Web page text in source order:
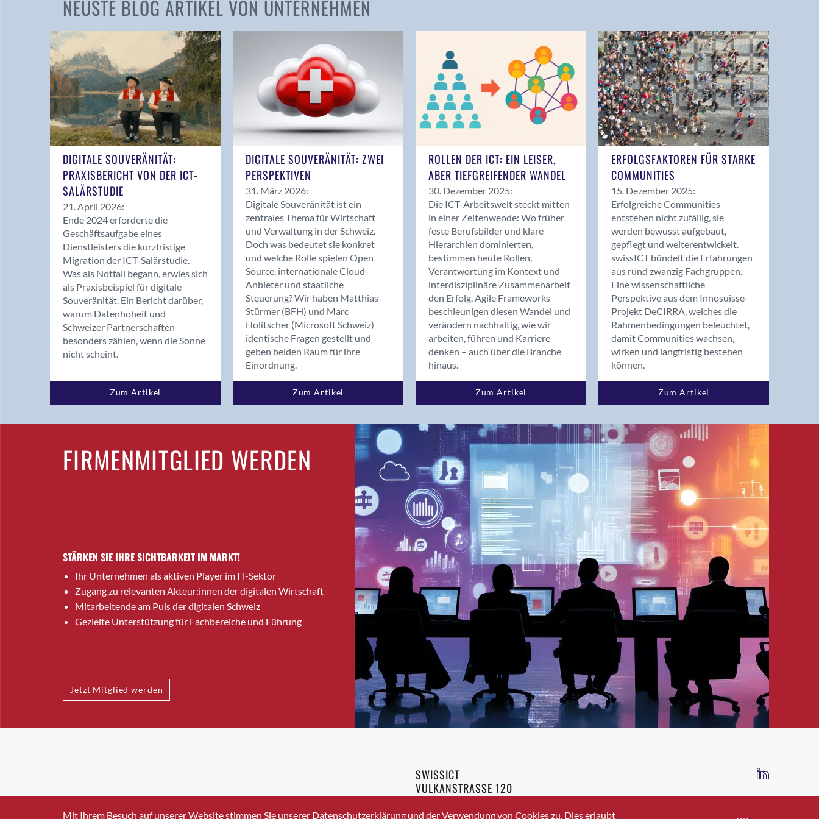
Andelfingen
Balsthal
Balzers
Bassersdorf
Benken (SG)
Bergdietikon
Bern - Liebefeld
Birsfelden
Bolligen
Bonaduz
Bonstetten
Bottighofen
Bremgarten bei Bern
Brig-Glis
Bronschhofen
Brugg
Brugg AG
Burgdorf
Bäretswil
Bülach
Cazis
Crissier
Davos Platz
NEUSTE BLOG ARTIKEL VON UNTERNEHMEN
DIGITALE SOUVERÄNITÄT:
PRAXISBERICHT VON DER ICT-
SALÄRSTUDIE
21. April 2026:
Ende 2024 erforderte die
Geschäftsaufgabe eines
Dienstleisters die kurzfristige
Migration der ICT-Salärstudie.
Was als Notfall begann, erwies sich
als Praxisbeispiel für digitale
Souveränität. Ein Bericht darüber,
warum Datenhoheit und
Schweizer Partnerschaften
besonders zählen, wenn die Sonne
nicht scheint.
Zum Artikel
DIGITALE SOUVERÄNITÄT: ZWEI
PERSPEKTIVEN
31. März 2026:
Digitale Souveränität ist ein
zentrales Thema für Wirtschaft
und Verwaltung in der Schweiz.
Doch was bedeutet sie konkret
und welche Rolle spielen Open
Source, internationale Cloud-
Anbieter und staatliche
Steuerung? Wir haben Matthias
Stürmer (BFH) und Marc
Holitscher (Microsoft Schweiz)
identische Fragen gestellt und
geben beiden Raum für ihre
Einordnung.
Zum Artikel
ROLLEN DER ICT: EIN LEISER,
ABER TIEFGREIFENDER WANDEL
30. Dezember 2025:
Die ICT-Arbeitswelt steckt mitten
in einer Zeitenwende: Wo früher
feste Berufsbilder und klare
Hierarchien dominierten,
bestimmen heute Rollen,
Verantwortung im Kontext und
interdisziplinäre Zusammenarbeit
den Erfolg. Agile Frameworks
beschleunigen diesen Wandel und
verändern nachhaltig, wie wir
arbeiten, führen und Karriere
denken – auch über die Branche
hinaus.
Zum Artikel
ERFOLGSFAKTOREN FÜR STARKE
COMMUNITIES
15. Dezember 2025:
Erfolgreiche Communities
entstehen nicht zufällig, sie
werden bewusst aufgebaut,
gepflegt und weiterentwickelt.
swissICT bündelt die Erfahrungen
aus rund zwanzig Fachgruppen.
Eine wissenschaftliche
Perspektive aus dem Innosuisse-
Projekt DeCIRRA, welches die
Rahmenbedingungen beleuchtet,
damit Communities wachsen,
wirken und langfristig bestehen
können.
Zum Artikel
FIRMENMITGLIED WERDEN
STÄRKEN SIE IHRE SICHTBARKEIT IM MARKT!
Ihr Unternehmen als aktiven Player im IT-Sektor
Zugang zu relevanten Akteur:innen der digitalen Wirtschaft
Mitarbeitende am Puls der digitalen Schweiz
Gezielte Unterstützung für Fachbereiche und Führung
Jetzt Mitglied werden
INFO@SWISSICT.CH +41 43 336 40 20
SWISSICT
VULKANSTRASSE 120
8048 ZURICH
IMPRESSUM DATENSCHUTZ AGB
Mit Ihrem Besuch auf unserer Website stimmen Sie unserer Datenschutzerklärung und der Verwendung von Cookies zu. Dies erlaubt